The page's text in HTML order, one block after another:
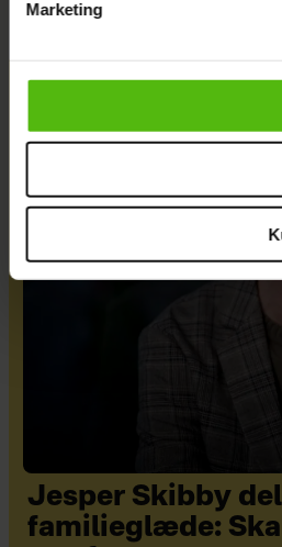
Marketing
Jesper Skibby
familieglæde: